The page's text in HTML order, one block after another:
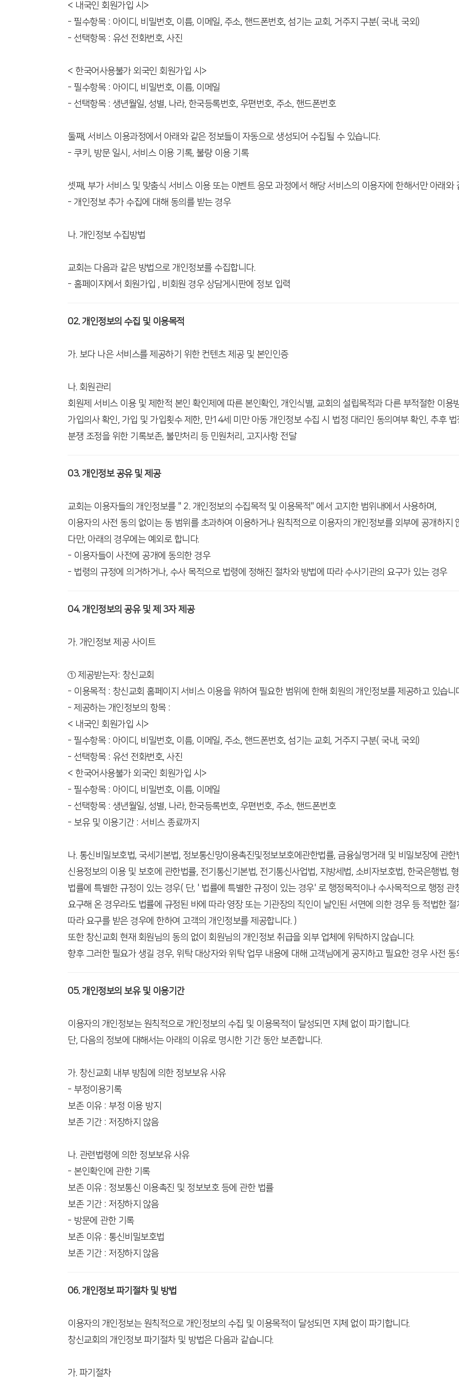
< 내국인 회원가입 시>
- 필수항목 : 아이디, 비밀번호, 이름, 이메일, 주소, 핸드폰번호, 섬기는 교회, 거주지 구분( 국내, 국외)
- 선택항목 : 유선 전화번호, 사진
< 한국어사용불가 외국인 회원가입 시>
- 필수항목 : 아이디, 비밀번호, 이름, 이메일
- 선택항목 : 생년월일, 성별, 나라, 한국등록번호, 우편번호, 주소, 핸드폰번호
둘째, 서비스 이용과정에서 아래와 같은 정보들이 자동으로 생성되어 수집될 수 있습니다.
- 쿠키, 방문 일시, 서비스 이용 기록, 불량 이용 기록
셋째, 부가 서비스 및 맞춤식 서비스 이용 또는 이벤트 응모 과정에서 해당 서비스의 이용자에 한해서만 아래와
- 개인정보 추가 수집에 대해 동의를 받는 경우
나. 개인정보 수집방법
교회는 다음과 같은 방법으로 개인정보를 수집합니다.
- 홈페이지에서 회원가입 , 비회원 경우 상담게시판에 정보 입력
02. 개인정보의 수집 및 이용목적
가. 보다 나은 서비스를 제공하기 위한 컨텐츠 제공 및 본인인증
나. 회원관리
회원제 서비스 이용 및 제한적 본인 확인제에 따른 본인확인, 개인식별, 교회의 설립목적과 다른 부적절한 이용
가입의사 확인, 가입 및 가입횟수 제한, 만14세 미만 아동 개인정보 수집 시 법정 대리인 동의여부 확인, 추후
분쟁 조정을 위한 기록보존, 불만처리 등 민원처리, 고지사항 전달
03. 개인정보 공유 및 제공
교회는 이용자들의 개인정보를 " 2. 개인정보의 수집목적 및 이용목적" 에서 고지한 범위내에서 사용하며,
이용자의 사전 동의 없이는 동 범위를 초과하여 이용하거나 원칙적으로 이용자의 개인정보를 외부에 공개하지
다만, 아래의 경우에는 예외로 합니다.
- 이용자들이 사전에 공개에 동의한 경우
- 법령의 규정에 의거하거나, 수사 목적으로 법령에 정해진 절차와 방법에 따라 수사기관의 요구가 있는 경우
04. 개인정보의 공유 및 제 3자 제공
가. 개인정보 제공 사이트
① 제공받는자: 창신교회
- 이용목적 : 창신교회 홈페이지 서비스 이용을 위하여 필요한 범위에 한해 회원의 개인정보를 제공하고 있습니
- 제공하는 개인정보의 항목 :
< 내국인 회원가입 시>
- 필수항목 : 아이디, 비밀번호, 이름, 이메일, 주소, 핸드폰번호, 섬기는 교회, 거주지 구분( 국내, 국외)
- 선택항목 : 유선 전화번호, 사진
< 한국어사용불가 외국인 회원가입 시>
- 필수항목 : 아이디, 비밀번호, 이름, 이메일
- 선택항목 : 생년월일, 성별, 나라, 한국등록번호, 우편번호, 주소, 핸드폰번호
- 보유 및 이용기간 : 서비스 종료까지
나. 통신비밀보호법, 국세기본법, 정보통신망이용촉진및정보보호에관한법률, 금융실명거래 및 비밀보장에 관한
신용정보의 이용 및 보호에 관한법률, 전기통신기본법, 전기통신사업법, 지방세법, 소비자보호법, 한국은행법,
법률에 특별한 규정이 있는 경우( 단, ' 법률에 특별한 규정이 있는 경우' 로 행정목적이나 수사목적으로 행정 관
요구해 온 경우라도 법률에 규정된 바에 따라 영장 또는 기관장의 직인이 날인된 서면에 의한 경우 등 적법한 절
따라 요구를 받은 경우에 한하여 고객의 개인정보를 제공합니다. )
또한 창신교회 현재 회원님의 동의 없이 회원님의 개인정보 취급을 외부 업체에 위탁하지 않습니다.
향후 그러한 필요가 생길 경우, 위탁 대상자와 위탁 업무 내용에 대해 고객님에게 공지하고 필요한 경우 사전 동
05. 개인정보의 보유 및 이용기간
이용자의 개인정보는 원칙적으로 개인정보의 수집 및 이용목적이 달성되면 지체 없이 파기합니다.
단, 다음의 정보에 대해서는 아래의 이유로 명시한 기간 동안 보존합니다.
가. 창신교회 내부 방침에 의한 정보보유 사유
- 부정이용기록
보존 이유 : 부정 이용 방지
보존 기간 : 저장하지 않음
나. 관련법령에 의한 정보보유 사유
- 본인확인에 관한 기록
보존 이유 : 정보통신 이용촉진 및 정보보호 등에 관한 법률
보존 기간 : 저장하지 않음
- 방문에 관한 기록
보존 이유 : 통신비밀보호법
보존 기간 : 저장하지 않음
06. 개인정보 파기절차 및 방법
이용자의 개인정보는 원칙적으로 개인정보의 수집 및 이용목적이 달성되면 지체 없이 파기합니다.
창신교회의 개인정보 파기절차 및 방법은 다음과 같습니다.
가. 파기절차